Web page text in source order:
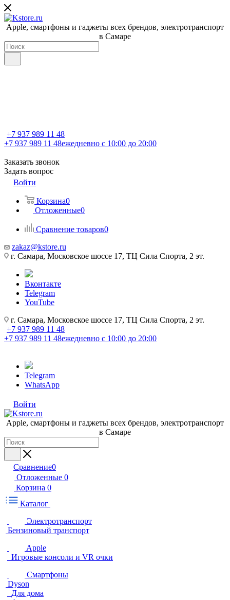
Apple, cмартфоны и гаджеты всех брендов, электротранспорт
в Самаре
+7 937 989 11 48
+7 937 989 11 48ежедневно с 10:00 до 20:00
Заказать звонок
Задать вопрос
Войти
Корзина0
Отложенные0
Сравнение товаров0
zakaz@kstore.ru
г. Самара, Московское шоссе 17, ТЦ Сила Спорта, 2 эт.
Вконтакте
Telegram
YouTube
г. Самара, Московское шоссе 17, ТЦ Сила Спорта, 2 эт.
+7 937 989 11 48
+7 937 989 11 48ежедневно с 10:00 до 20:00
Telegram
WhatsApp
Войти
Apple, cмартфоны и гаджеты всех брендов, электротранспорт
в Самаре
Сравнение0
Отложенные 0
Корзина 0
Каталог
Электротранспорт
Бензиновый транспорт
Apple
Игровые консоли и VR очки
Смартфоны
Dyson
Для дома